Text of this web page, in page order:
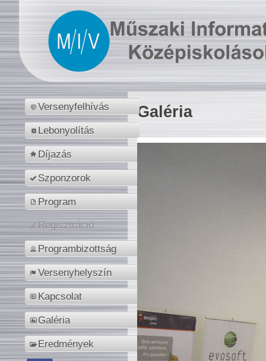
Versenyfelhívás
Lebonyolítás
Díjazás
Szponzorok
Program
Regisztráció
Programbizottság
Versenyhelyszín
Kapcsolat
Galéria
Eredmények
Galéria